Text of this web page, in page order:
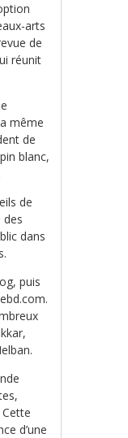
arts
de
réunit
même
de
blanc,
de
dans
puis
d’une